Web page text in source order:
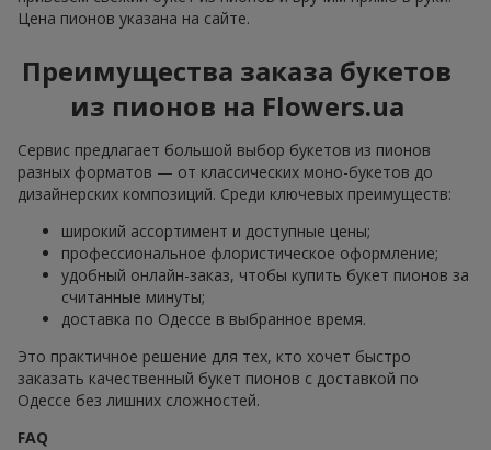
Цена пионов указана на сайте.
Преимущества заказа букетов
из пионов на Flowers.ua
Сервис предлагает большой выбор букетов из пионов
разных форматов — от классических моно-букетов до
дизайнерских композиций. Среди ключевых преимуществ:
широкий ассортимент и доступные цены;
профессиональное флористическое оформление;
удобный онлайн-заказ, чтобы купить букет пионов за
считанные минуты;
доставка по Одессе в выбранное время.
Это практичное решение для тех, кто хочет быстро
заказать качественный букет пионов с доставкой по
Одессе без лишних сложностей.
FAQ